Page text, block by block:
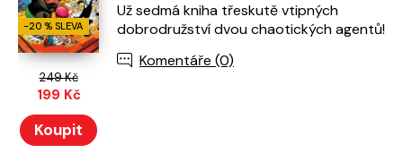
-20 % SLEVA
249 Kč
199 Kč
Koupit
Už sedmá kniha třeskutě vtipných
dobrodružství dvou chaotických agentů!
Komentáře (0)